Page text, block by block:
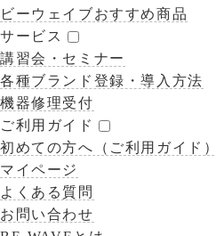
ビーウェイブおすすめ商品
サービス
講習会・セミナー
各種ブランド登録・導入方法
機器修理受付
ご利用ガイド
初めての方へ（ご利用ガイド）
マイページ
よくある質問
お問い合わせ